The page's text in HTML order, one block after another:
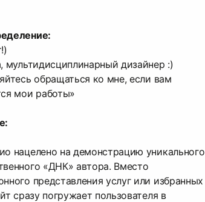
мультидисциплинарный дизайнер :)
обращаться ко мне, если вам
мои работы»
нацелено на демонстрацию уникального
«ДНК» автора. Вместо
представления услуг или избранных
сразу погружает пользователя в